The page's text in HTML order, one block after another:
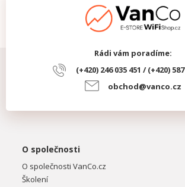
Rádi vám poradíme:
(+420) 246 035 451 / (+420)
obchod@vanco.cz
O společnosti
O společnosti VanCo.cz
Školení